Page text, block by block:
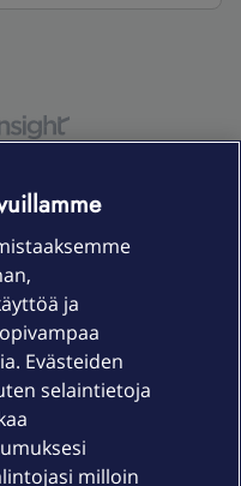
ja
Evästeiden
selaintietoja
milloin